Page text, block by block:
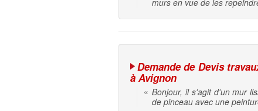
murs en vue de les
Demande de Devis
à Avignon
« Bonjour, il s'agit d'un mur
de pinceau avec une